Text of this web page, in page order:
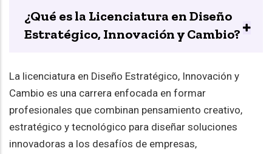
¿Qué es la Licenciatura en Diseño
Estratégico, Innovación y Cambio?
La licenciatura en Diseño Estratégico, Innovación y
Cambio es una carrera enfocada en formar
profesionales que combinan pensamiento creativo,
estratégico y tecnológico para diseñar soluciones
innovadoras a los desafíos de empresas,